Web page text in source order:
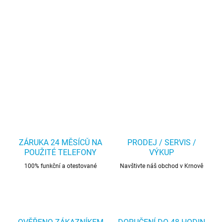
ZÁRUKA 24 MĚSÍCŮ NA
POUŽITÉ TELEFONY
100% funkční a otestované
PRODEJ / SERVIS /
VÝKUP
Navštivte náš obchod v Krnově